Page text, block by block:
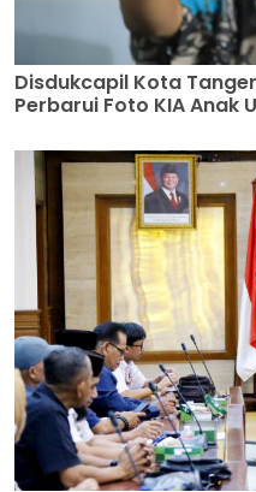
Disdukcapil Kota
Perbarui Foto KIA Anak